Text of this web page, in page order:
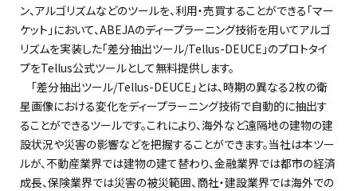
ン、アルゴリズムなどのツールを、利用・売買することができる「マー
ケット」において、ABEJAのディープラーニング技術を用いてアルゴ
リズムを実装した「差分抽出ツール/Tellus-DEUCE」のプロトタイ
プをTellus公式ツールとして無料提供します。
「差分抽出ツール/Tellus-DEUCE」とは、時期の異なる2枚の衛
星画像における変化をディープラーニング技術で自動的に抽出す
ることができるツールです。これにより、海外など遠隔地の建物の建
設状況や災害の影響などを把握することができます。当社は本ツー
ルが、不動産業界では建物の建て替わり、金融業界では都市の経済
成長、保険業界では災害の被災範囲、商社・建設業界では海外での